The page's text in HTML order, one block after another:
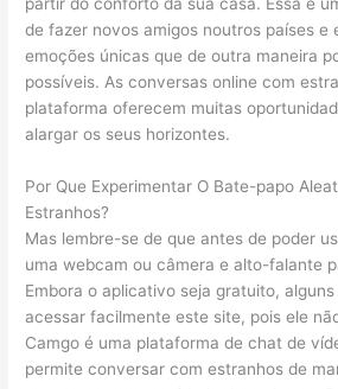
de fazer novos amigos noutros países e
emoções únicas que de outra maneira
possíveis. As conversas online com
plataforma oferecem muitas
alargar os seus horizontes.
Por Que Experimentar O Bate-papo
Estranhos?
Mas lembre-se de que antes de poder
uma webcam ou câmera e alto-falante
Embora o aplicativo seja gratuito,
acessar facilmente este site, pois ele
Camgo é uma plataforma de chat de
permite conversar com estranhos de